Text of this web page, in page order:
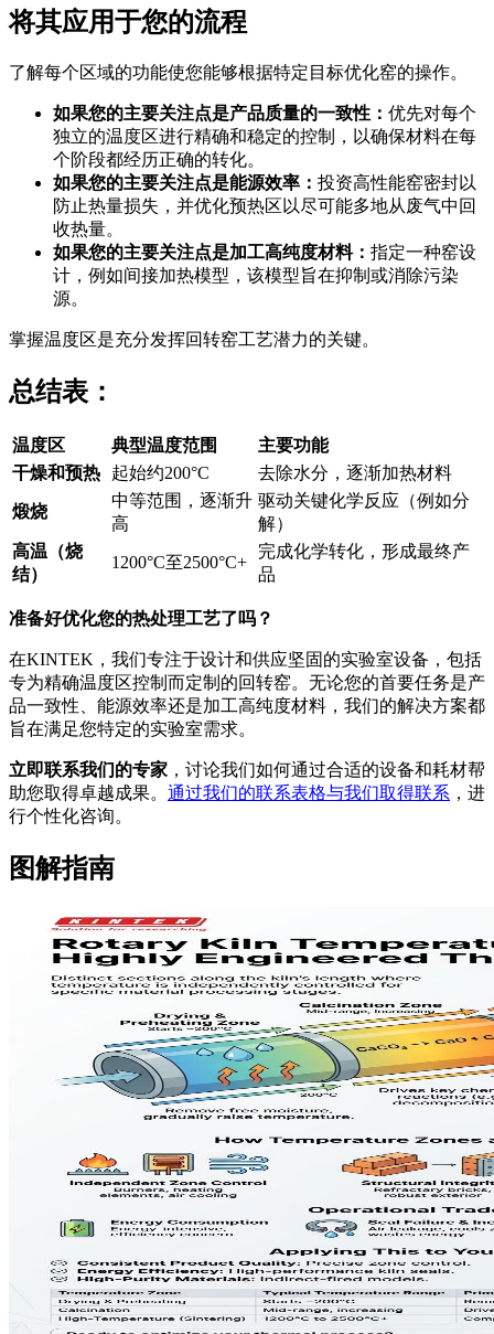
将其应用于您的流程
了解每个区域的功能使您能够根据特定目标优化窑的操作。
如果您的主要关注点是产品质量的一致性： 优先对每个
独立的温度区进行精确和稳定的控制，以确保材料在每
个阶段都经历正确的转化。
如果您的主要关注点是能源效率： 投资高性能窑密封以
防止热量损失，并优化预热区以尽可能多地从废气中回
收热量。
如果您的主要关注点是加工高纯度材料： 指定一种窑设
计，例如间接加热模型，该模型旨在抑制或消除污染
源。
掌握温度区是充分发挥回转窑工艺潜力的关键。
总结表：
温度区 典型温度范围
主要功能
干燥和预热
起始约200°C 去除水分，逐渐加热材料
煅烧
中等范围，逐渐升
高
驱动关键化学反应（例如分
解）
高温（烧
结）
1200°C至2500°C+
完成化学转化，形成最终产
品
准备好优化您的热处理工艺了吗？
在KINTEK，我们专注于设计和供应坚固的实验室设备，包括
专为精确温度区控制而定制的回转窑。无论您的首要任务是产
品一致性、能源效率还是加工高纯度材料，我们的解决方案都
旨在满足您特定的实验室需求。
立即联系我们的专家 ，讨论我们如何通过合适的设备和耗材帮
助您取得卓越成果。 通过我们的联系表格与我们取得联系 ，进
行个性化咨询。
图解指南